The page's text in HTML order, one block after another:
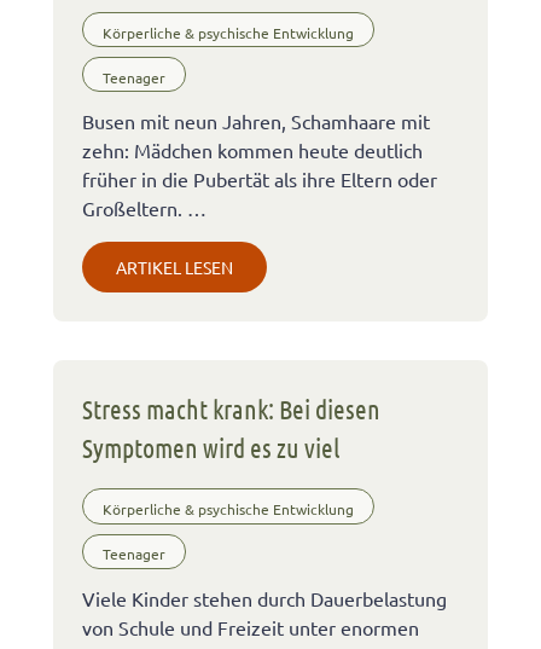
Körperliche & psychische Entwicklung
Teenager
Busen mit neun Jahren, Schamhaare mit
zehn: Mädchen kommen heute deutlich
früher in die Pubertät als ihre Eltern oder
Großeltern. …
ARTIKEL LESEN
Stress macht krank: Bei diesen
Symptomen wird es zu viel
Körperliche & psychische Entwicklung
Teenager
Viele Kinder stehen durch Dauerbelastung
von Schule und Freizeit unter enormen